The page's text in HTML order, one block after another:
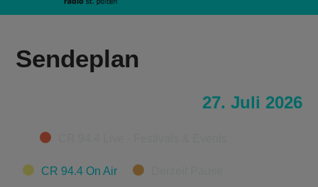
Sendeplan
27. Juli 2026
Categories
CR 94.4 On Air